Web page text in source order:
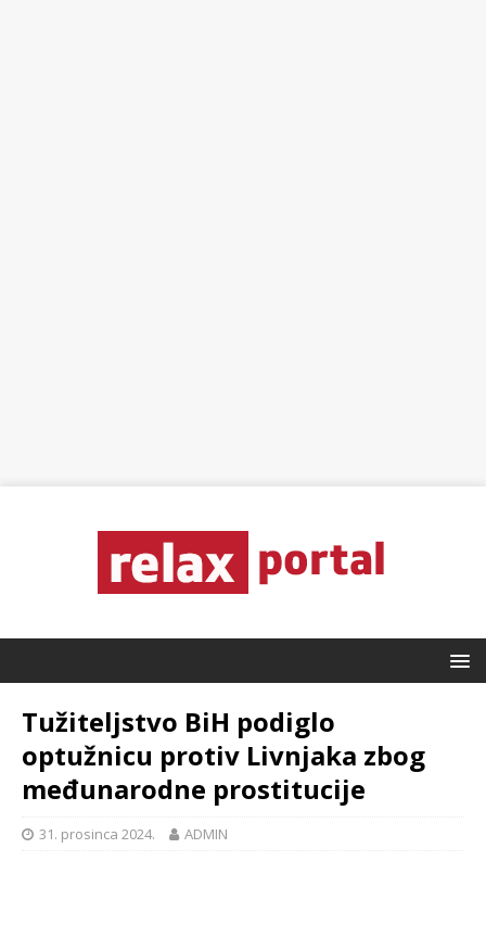
Tužiteljstvo BiH podiglo
optužnicu protiv Livnjaka zbog
međunarodne prostitucije
31. prosinca 2024. ADMIN